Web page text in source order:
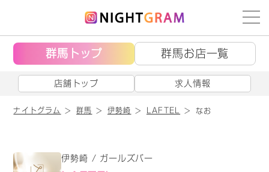
群馬トップ 群馬お店一覧
店舗トップ 求人情報
ナイトグラム 群馬 伊勢崎 LAFTEL なお
伊勢崎 / ガールズバー